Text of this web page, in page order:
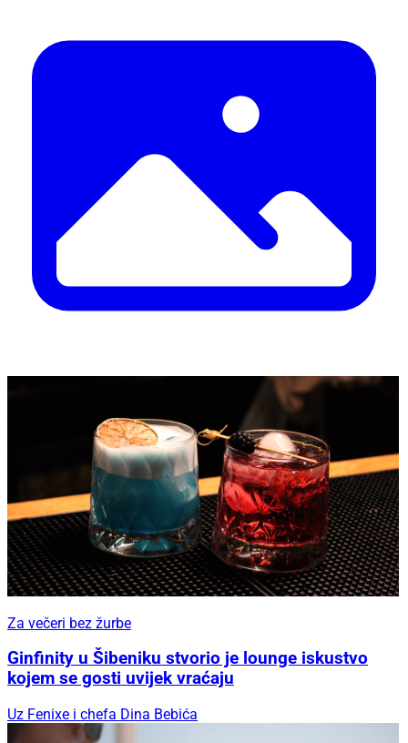
Za večeri bez žurbe
Ginfinity u Šibeniku stvorio je lounge iskustvo
kojem se gosti uvijek vraćaju
Uz Fenixe i chefa Dina Bebića